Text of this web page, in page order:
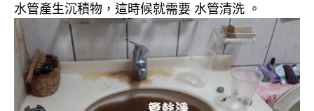
水管產生沉積物，這時候就需要 水管清洗 。